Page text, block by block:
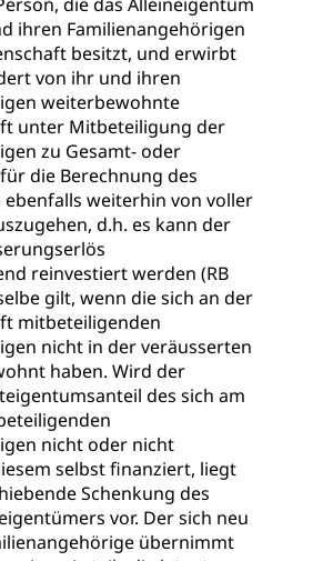
ihren Familienangehörigen
besitzt, und erwirbt
von ihr und ihren
weiterbewohnte
unter Mitbeteiligung der
zu Gesamt- oder
die Berechnung des
weiterhin von voller
d.h. es kann der
reinvestiert werden (RB
gilt, wenn die sich an der
mitbeteiligenden
nicht in der veräusserten
haben. Wird der
des sich am
nicht oder nicht
selbst finanziert, liegt
Schenkung des
vor. Der sich neu
übernimmt